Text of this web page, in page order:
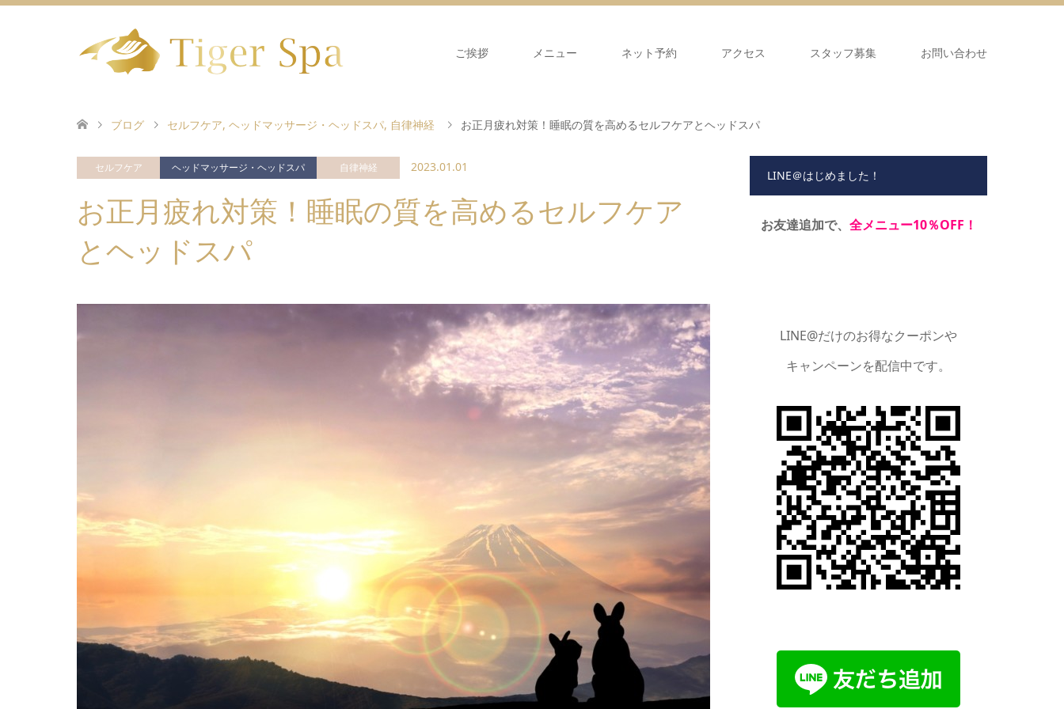
ご挨拶 メニュー ネット予約 アクセス スタッフ募集 お問い合わせ
ブログ セルフケア, ヘッドマッサージ・ヘッドスパ, 自律神経 お正月疲れ対策！睡眠の質を高めるセルフケアとヘッドスパ
セルフケア ヘッドマッサージ・ヘッドスパ 自律神経 2023.01.01
お正月疲れ対策！睡眠の質を高めるセルフケア
とヘッドスパ
LINE＠はじめました！
お友達追加で、 全メニュー10％OFF！
LINE@だけのお得なクーポンや
キャンペーンを配信中です。